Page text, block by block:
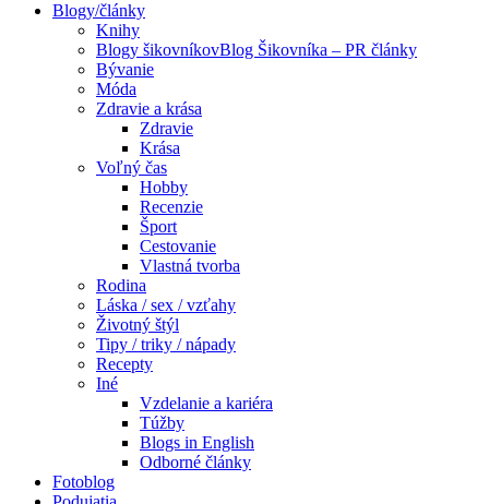
Blogy/články
Knihy
Blogy šikovníkovBlog Šikovníka – PR články
Bývanie
Móda
Zdravie a krása
Zdravie
Krása
Voľný čas
Hobby
Recenzie
Šport
Cestovanie
Vlastná tvorba
Rodina
Láska / sex / vzťahy
Životný štýl
Tipy / triky / nápady
Recepty
Iné
Vzdelanie a kariéra
Túžby
Blogs in English
Odborné články
Fotoblog